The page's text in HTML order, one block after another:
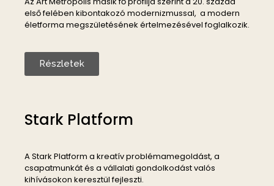
első felében kibontakozó modernizmussal, a modern
életforma megszületésének értelmezésével foglalkozik.
Részletek
Stark Platform
A Stark Platform a kreatív problémamegoldást, a
csapatmunkát és a vállalati gondolkodást valós
kihívásokon keresztül fejleszti.